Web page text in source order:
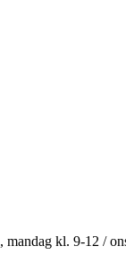
, mandag kl. 9-12 /